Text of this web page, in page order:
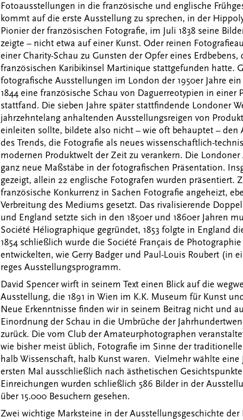
Fotoausstellungen in die französische und englische
kommt auf die erste Ausstellung zu sprechen, in der
Pionier der französischen Fotografie, im Juli 1838 seine
zeigte – nicht etwa auf einer Kunst. Oder reinen
einer Charity-Schau zu Gunsten der Opfer eines Erdbebens,
französischen Karibikinsel Martinique stattgefunden hatte.
fotografische Ausstellungen im London der 1950er Jahre
1844 eine französische Schau von Daguerreotypien in einer
stattfand. Die sieben Jahre später stattfindende Londoner
jahrzehntelang anhaltenden Ausstellungsreigen von
einleiten sollte, bildete also nicht – wie oft behauptet – den
des Trends, die Fotografie als neues wissenschaftlich-
modernen Produktwelt der Zeit zu verankern. Die Londoner
ganz neue Maßstäbe in der fotografischen Präsentation.
gezeigt, allein 22 englische Fotografen wurden präsentiert.
französische Konkurrenz in Sachen Fotografie angeheizt,
Verbreitung des Mediums gesetzt. Das rivalisierende
und England setzte sich in den 1850er und 1860er Jahren
Société Héliographique gegründet, 1853 folgte in England
1854 schließlich wurde die Société Français de
entwickelten, wie Gerry Badger und Paul-Louis Roubert (in
reges Ausstellungsprogramm.
David Spencer wirft in seinem Text einen Blick auf die
Ausstellung, die 1891 in Wien im K.K. Museum für Kunst
Neue Erkenntnisse finden wir in seinem Beitrag nicht und
Einordnung der Schau in die Umbrüche der
zurück. Die vom Club der Amateurphotographen
wie bisher meist üblich, Fotografie im Sinne der
halb Wissenschaft, halb Kunst waren. Vielmehr wählte eine
ersten Mal ausschließlich nach ästhetischen
Einreichungen wurden schließlich 586 Bilder in der
über 15.000 Besuchern gesehen.
Zwei wichtige Marksteine in der Ausstellungsgeschichte der